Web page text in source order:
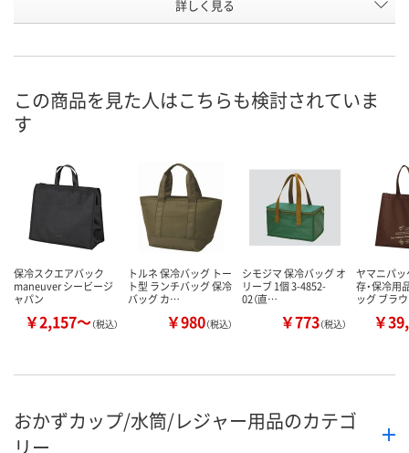
ブラック ベージュ
号
お届け日
カゴへ カゴへ
数量
カ
詳しく見る
この商品を見た人はこちらも検討されていま
す
保冷スクエアバック
maneuver シービージ
ャパン
￥2,157～（税込）
トルネ 保冷バッグ トー
ト型 ランチバッグ 保冷
バッグ カ…
￥980（税込）
シモジマ 保冷バッグ オ
リーブ 1個 3-4852-
02（直…
￥773（税込）
ヤマニパッ
存・保冷用
ッグ ブラ
￥
おかずカップ/水筒/レジャー用品のカテゴ
リー